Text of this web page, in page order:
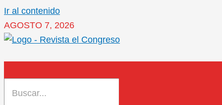
Ir al contenido
AGOSTO 7, 2026